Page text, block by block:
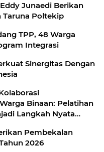
Junaedi Berikan
Taruna Poltekip
TPP, 48 Warga
Integrasi
Sinergitas Dengan
Binaan: Pelatihan
Langkah Nyata
Pembekalan
2026